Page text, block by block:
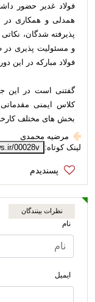
فولاد غدیر حضور
همدلی و همکاری در
پذیرفته شدگان،
و مسئولیت پذیری در
فولاد مبارکه در این
گفتنی است در این
کلاس ایمنی مقدماتی
بخش های مختلف
مرضیه محمدی
لینک کوتاه:
00028v
نظرات بینندگان
نام
ایمیل